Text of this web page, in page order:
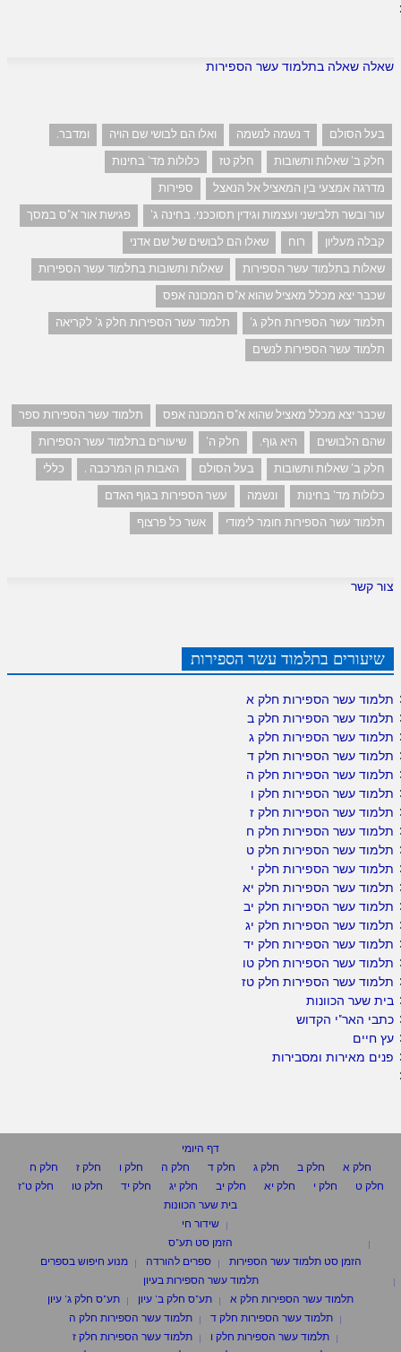
שאלה שאלה בתלמוד עשר הספירות
בעל הסולם ד נשמה לנשמה ואלו הם לבושי שם הויה
ומדבר.
חלק ב' שאלות ותשובות
חלק טז
כלולות מד' בחינות
מדרגה אמצעי בין המאציל אל הנאצל
ספירות
עור ובשר תלבישני ועצמות וגידין תסוככני. בחינה ג'
פגישת אור א"ס במסך
קבלה מעליון
רוח
שאלו הם לבושים של שם אדני
שאלות בתלמוד עשר הספירות
שאלות ותשובות בתלמוד עשר הספירות
שכבר יצא מכלל מאציל שהוא א"ס המכונה אפס
תלמוד עשר הספירות חלק ג'
תלמוד עשר הספירות חלק ג' לקריאה
תלמוד עשר הספירות לנשים
שכבר יצא מכלל מאציל שהוא א"ס המכונה אפס
תלמוד עשר הספירות ספר
שהם הלבושים
היא גוף. חלק ה'
שיעורים בתלמוד עשר הספירות
חלק ב' שאלות ותשובות
בעל הסולם האבות הן המרכבה .
כללי
כלולות מד' בחינות
ונשמה
עשר הספירות בגוף האדם
תלמוד עשר הספירות חומר לימודי
אשר כל פרצוף
צור קשר
שיעורים בתלמוד עשר הספירות
תלמוד עשר הספירות חלק א
תלמוד עשר הספירות חלק ב
תלמוד עשר הספירות חלק ג
תלמוד עשר הספירות חלק ד
תלמוד עשר הספירות חלק ה
תלמוד עשר הספירות חלק ו
תלמוד עשר הספירות חלק ז
תלמוד עשר הספירות חלק ח
תלמוד עשר הספירות חלק ט
תלמוד עשר הספירות חלק י
תלמוד עשר הספירות חלק יא
תלמוד עשר הספירות חלק יב
תלמוד עשר הספירות חלק יג
תלמוד עשר הספירות חלק יד
תלמוד עשר הספירות חלק טו
תלמוד עשר הספירות חלק טז
בית שער הכוונות
כתבי האר"י הקדוש
עץ חיים
פנים מאירות ומסבירות
דף היומי
חלק א
חלק ב חלק ג חלק ד חלק ה חלק ו חלק ז
חלק ח
חלק ט
חלק י חלק יא חלק יב חלק יג חלק יד חלק טו
חלק ט"ז
בית שער הכוונות
שידור חי
הזמן סט תע"ס
הזמן סט תלמוד עשר הספירות
ספרים להורדה
מנוע חיפוש בספרים
תלמוד עשר הספירות בעיון
תלמוד עשר הספירות חלק א
תע"ס חלק ב' עיון
תע"ס חלק ג' עיון
תלמוד עשר הספירות חלק ד
תלמוד עשר הספירות חלק ה
תלמוד עשר הספירות חלק ו
תלמוד עשר הספירות חלק ז